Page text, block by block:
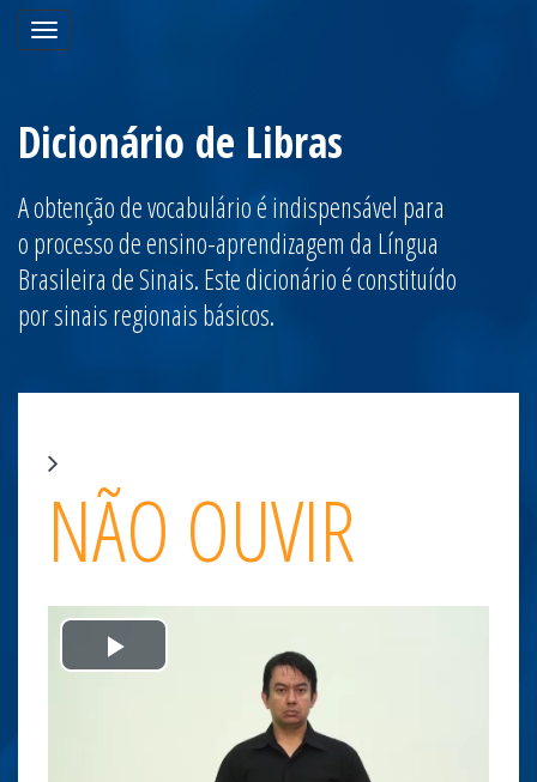
Toggle
navigation
Dicionário de Libras
A obtenção de vocabulário é indispensável para
o processo de ensino-aprendizagem da Língua
Brasileira de Sinais. Este dicionário é constituído
por sinais regionais básicos.
NÃO OUVIR
Play